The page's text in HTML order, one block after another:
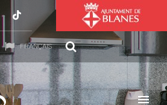
FRANÇAIS